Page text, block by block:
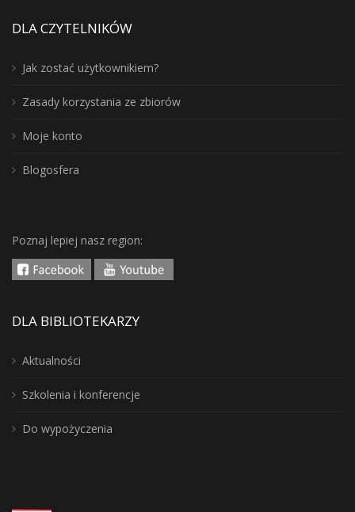
DLA CZYTELNIKÓW
Jak zostać użytkownikiem?
Zasady korzystania ze zbiorów
Moje konto
Blogosfera
Poznaj lepiej nasz region:
DLA BIBLIOTEKARZY
Aktualności
Szkolenia i konferencje
Do wypożyczenia